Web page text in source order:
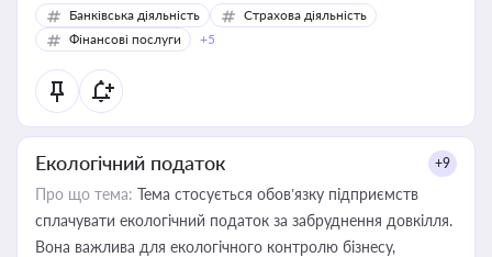
Банківська діяльність
Страхова діяльність
Фінансові послуги
+5
Екологічний податок +9
Про що тема: Тема стосується обов’язку підприємств
сплачувати екологічний податок за забруднення довкілля.
Вона важлива для екологічного контролю бізнесу,